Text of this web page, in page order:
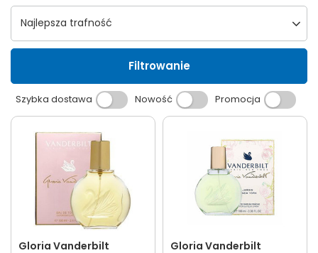
Wybierz sortowanie
Najlepsza trafność
Filtrowanie
Szybka dostawa Nowość Promocja
Gloria Vanderbilt Gloria Vanderbilt